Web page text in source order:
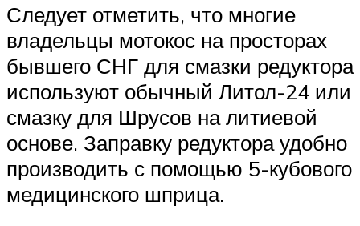
Следует отметить, что многие
владельцы мотокос на просторах
бывшего СНГ для смазки редуктора
используют обычный Литол-24 или
смазку для Шрусов на литиевой
основе. Заправку редуктора удобно
производить с помощью 5-кубового
медицинского шприца.